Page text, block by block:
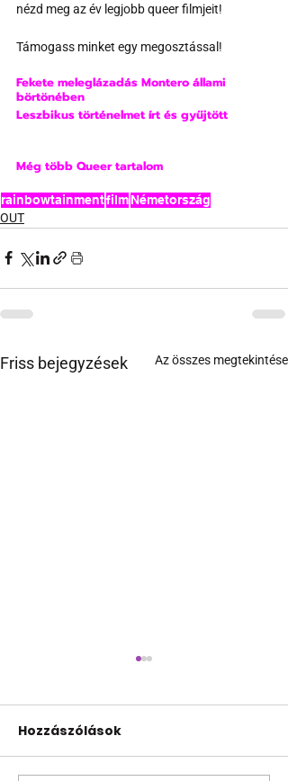
nézd meg az év legjobb queer filmjeit!
Támogass minket egy megosztással!
Fekete meleglázadás Montero állami
börtönében
Leszbikus történelmet írt és gyűjtött
Még több Queer tartalom
rainbowtainmentfilmNémetország
OUT
Friss bejegyzések Az összes megtekintése
Hozzászólások